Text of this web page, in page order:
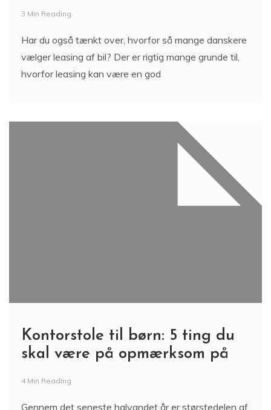
3 Min Reading
Har du også tænkt over, hvorfor så mange danskere
vælger leasing af bil? Der er rigtig mange grunde til,
hvorfor leasing kan være en god
Kontorstole til børn: 5 ting du
skal være på opmærksom på
4 Min Reading
Gennem det seneste halvandet år er størstedelen af